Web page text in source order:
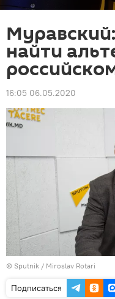
найти
16:05 06.05.2020
© Sputnik / Miroslav Rotari
Подписаться